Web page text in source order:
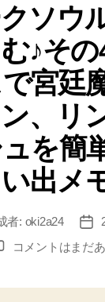
ゴ
リ
ー
クソウ
♪そ
宮廷
、リ
を簡
い出メ
者: oki2a24
投
稿
日
【ダ
コメントはまだ